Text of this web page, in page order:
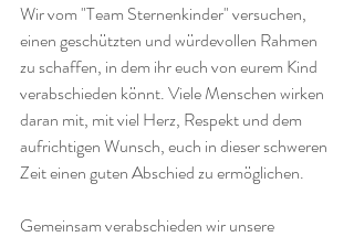
Wir vom "Team Sternenkinder" versuchen,
einen geschützten und würdevollen Rahmen
zu schaffen, in dem ihr euch von eurem Kind
verabschieden könnt. Viele Menschen wirken
daran mit, mit viel Herz, Respekt und dem
aufrichtigen Wunsch, euch in dieser schweren
Zeit einen guten Abschied zu ermöglichen.
Gemeinsam verabschieden wir unsere